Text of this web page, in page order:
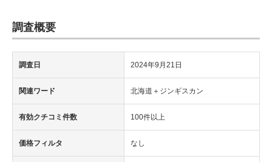
調査概要
調査日 2024年9月21日
関連ワード 北海道＋ジンギスカン
有効クチコミ件数 100件以上
価格フィルタ なし